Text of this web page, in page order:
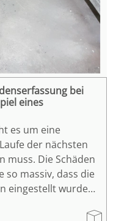
bei
eines
es um eine
der nächsten
muss. Die Schäden
so massiv, dass die
eingestellt wurde
und Schäden